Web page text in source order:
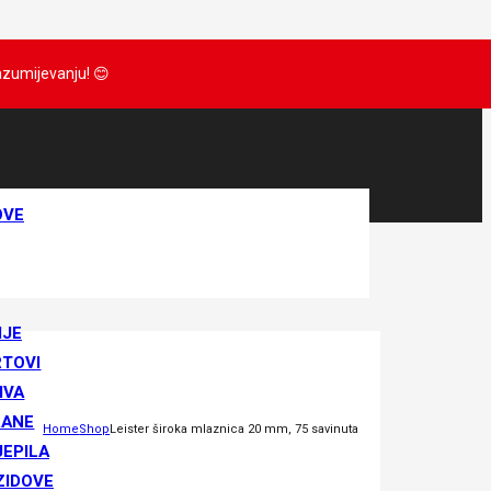
😊
HomeShopLeister široka mlaznica 20 mm, 75 savinuta